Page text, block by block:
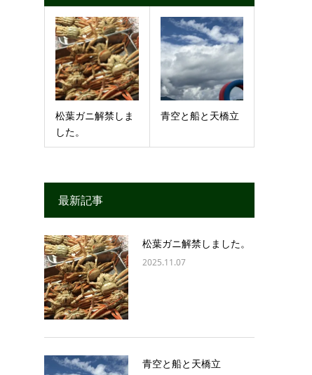
松葉ガニ解禁しま
した。
青空と船と天橋立
最新記事
松葉ガニ解禁しました。
2025.11.07
青空と船と天橋立